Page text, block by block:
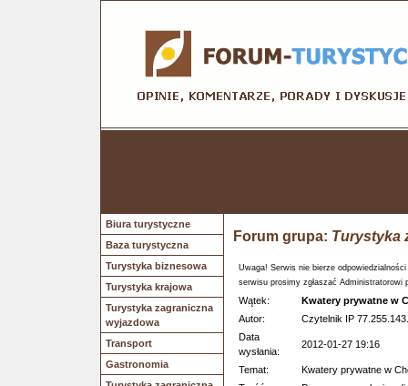
Biura turystyczne
Baza turystyczna
Turystyka biznesowa
Turystyka krajowa
Turystyka zagraniczna
wyjazdowa
Transport
Gastronomia
Forum grupa: Turystyka
Uwaga! Serwis nie bierze
serwisu prosimy zgłaszać Administratorowi
Wątek:
Kwatery prywatne w
Autor:
Czytelnik IP
Data
wysłania:
2012-01-27 19:16
Temat:
Kwatery prywatne w